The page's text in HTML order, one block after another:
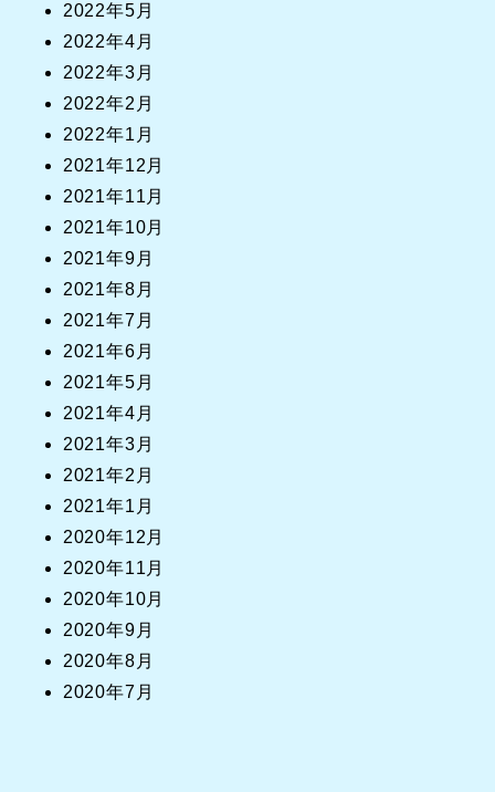
2022年5月
2022年4月
2022年3月
2022年2月
2022年1月
2021年12月
2021年11月
2021年10月
2021年9月
2021年8月
2021年7月
2021年6月
2021年5月
2021年4月
2021年3月
2021年2月
2021年1月
2020年12月
2020年11月
2020年10月
2020年9月
2020年8月
2020年7月